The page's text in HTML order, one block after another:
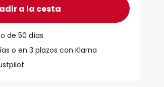
a la cesta
de 50 días
o en 3 plazos con Klarna